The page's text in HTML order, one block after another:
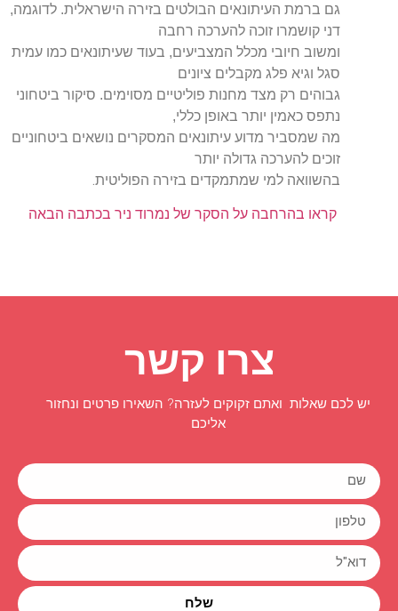
גם ברמת העיתונאים הבולטים בזירה הישראלית. לדוגמה,
דני קושמרו זוכה להערכה רחבה
ומשוב חיובי מכלל המצביעים, בעוד שעיתונאים כמו עמית
סגל וגיא פלג מקבלים ציונים
גבוהים רק מצד מחנות פוליטיים מסוימים. סיקור ביטחוני
נתפס כאמין יותר באופן כללי,
מה שמסביר מדוע עיתונאים המסקרים נושאים ביטחוניים
זוכים להערכה גדולה יותר
בהשוואה למי שמתמקדים בזירה הפוליטית
קראו בהרחבה על הסקר של נמרוד ניר בכתבה הבאה
צרו קשר
יש לכם שאלות ואתם זקוקים לעזרה? השאירו פרטים ונחזור
אליכם
שלח